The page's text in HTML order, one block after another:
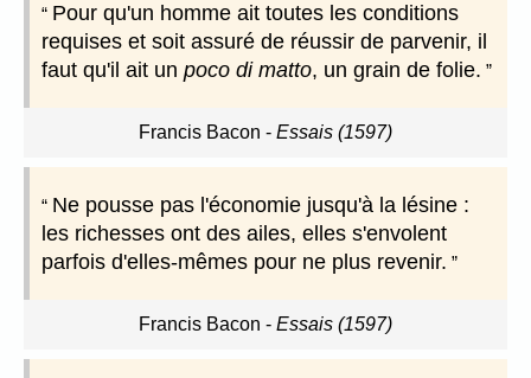
Pour qu'un homme ait toutes les conditions
requises et soit assuré de réussir de parvenir, il
faut qu'il ait un poco di matto, un grain de folie.
Francis Bacon - Essais (1597)
Ne pousse pas l'économie jusqu'à la lésine :
les richesses ont des ailes, elles s'envolent
parfois d'elles-mêmes pour ne plus revenir.
Francis Bacon - Essais (1597)